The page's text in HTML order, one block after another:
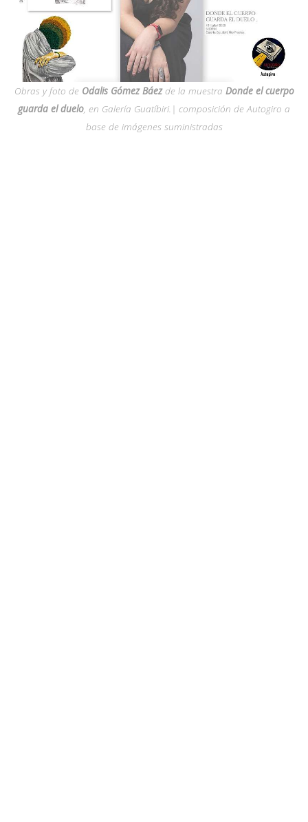
Obras y foto de Odalis Gómez Báezde la muestra Donde el cuerpo
guarda el duelo, en Galería Guatíbiri.| composición de Autogiro a
base de imágenes suministradas